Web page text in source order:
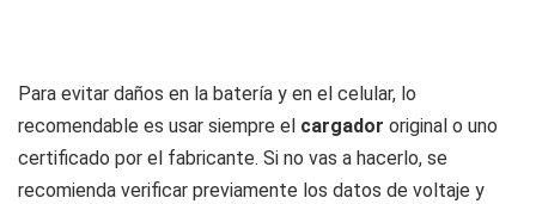
Para evitar daños en la batería y en el celular, lo
recomendable es usar siempre el cargador original o uno
certificado por el fabricante. Si no vas a hacerlo, se
recomienda verificar previamente los datos de voltaje y